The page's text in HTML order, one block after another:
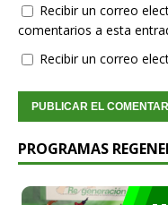
Recibir un correo
comentarios a esta
Recibir un correo
PROGRAMAS